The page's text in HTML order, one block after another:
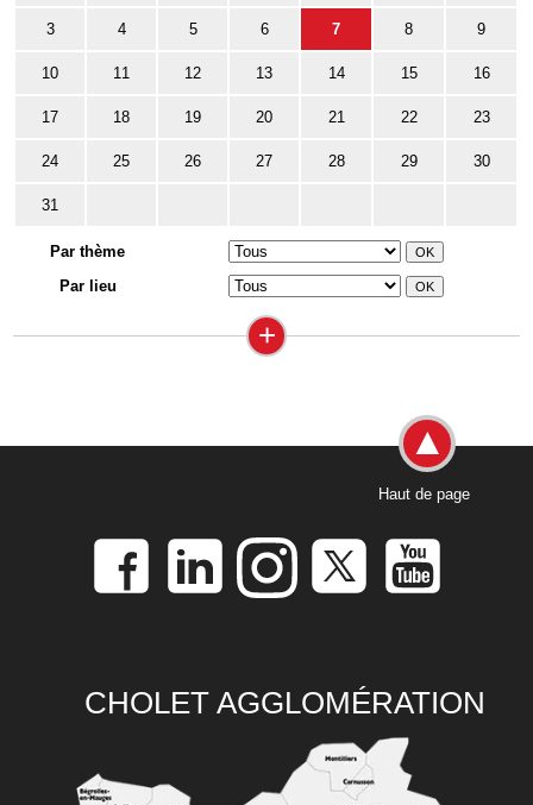
3 4 5 6 7 8 9
10 11 12 13 14 15 16
17 18 19 20 21 22 23
24 25 26 27 28 29 30
31
Par thème
Par lieu
+
Haut de page
CHOLET AGGLOMÉRATION